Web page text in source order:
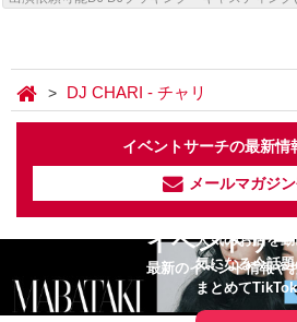
DJ CHARI - チャリ
イベントサーチの最新情
メールマガジ
イベントサ
最新のイベント情報や
人気のお店を
気になる今話
まとめて